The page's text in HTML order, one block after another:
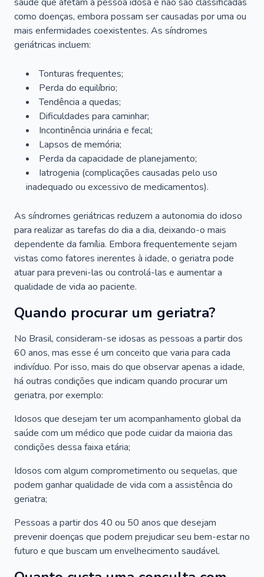
como doenças, embora possam ser causadas por uma ou
mais enfermidades coexistentes. As síndromes
geriátricas incluem:
Tonturas frequentes;
Perda do equilíbrio;
Tendência a quedas;
Dificuldades para caminhar;
Incontinência urinária e fecal;
Lapsos de memória;
Perda da capacidade de planejamento;
Iatrogenia (complicações causadas pelo uso
inadequado ou excessivo de medicamentos).
As síndromes geriátricas reduzem a autonomia do idoso
para realizar as tarefas do dia a dia, deixando-o mais
dependente da família. Embora frequentemente sejam
vistas como fatores inerentes à idade, o geriatra pode
atuar para preveni-las ou controlá-las e aumentar a
qualidade de vida ao paciente.
Quando procurar um geriatra?
No Brasil, consideram-se idosas as pessoas a partir dos
60 anos, mas esse é um conceito que varia para cada
indivíduo. Por isso, mais do que observar apenas a idade,
há outras condições que indicam quando procurar um
geriatra, por exemplo:
Idosos que desejam ter um acompanhamento global da
saúde com um médico que pode cuidar da maioria das
condições dessa faixa etária;
Idosos com algum comprometimento ou sequelas, que
podem ganhar qualidade de vida com a assistência do
geriatra;
Pessoas a partir dos 40 ou 50 anos que desejam
prevenir doenças que podem prejudicar seu bem-estar no
futuro e que buscam um envelhecimento saudável.